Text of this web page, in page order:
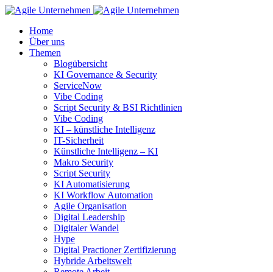
Home
Über uns
Themen
Blogübersicht
KI Governance & Security
ServiceNow
Vibe Coding
Script Security & BSI Richtlinien
Vibe Coding
KI – künstliche Intelligenz
IT-Sicherheit
Künstliche Intelligenz – KI
Makro Security
Script Security
KI Automatisierung
KI Workflow Automation
Agile Organisation
Digital Leadership
Digitaler Wandel
Hype
Digital Practioner Zertifizierung
Hybride Arbeitswelt